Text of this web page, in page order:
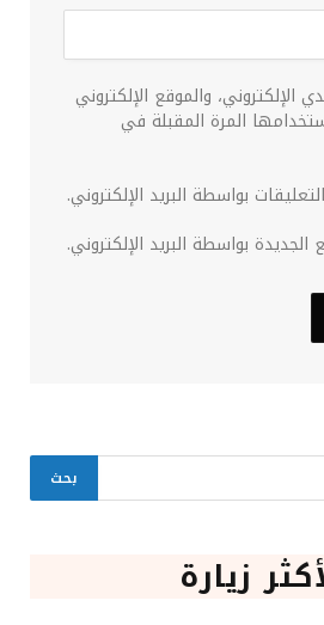
الإلكتروني، والموقع الإلكتروني
المرة المقبلة في
بواسطة البريد الإلكتروني.
بواسطة البريد الإلكتروني.
زيارة